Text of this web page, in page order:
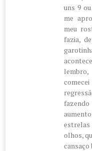
uns 9
me
meu
fazia,
olhos,
cansaço